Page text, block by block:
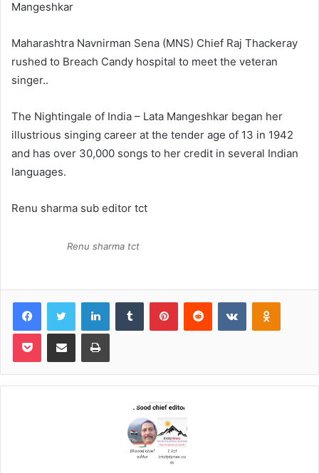
Mangeshkar
Maharashtra Navnirman Sena (MNS) Chief Raj Thackeray
rushed to Breach Candy hospital to meet the veteran
singer..
The Nightingale of India – Lata Mangeshkar began her
illustrious singing career at the tender age of 13 in 1942
and has over 30,000 songs to her credit in several Indian
languages.
Renu sharma sub editor tct
Renu sharma tct
FacebookTwitter LinkedInTumblr PinterestReddit VKontakte
Pocket Share via Email Print